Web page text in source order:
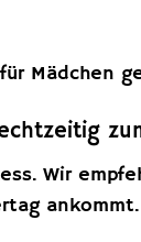
Mädchen
Wir
ankommt.